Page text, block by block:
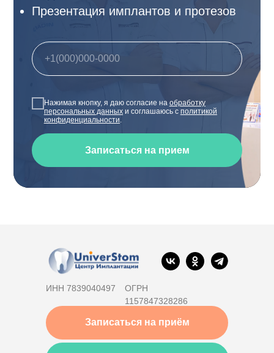
Презентация имплантов и протезов
Нажимая кнопку, я даю согласие на обработку
персональных данныхи соглашаюсь с политикой
конфиденциальности.
Записаться на прием
ИНН 7839040497
ОГРН
1157847328286
Записаться на приём